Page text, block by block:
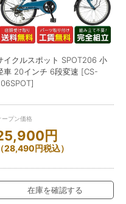
イクルスポット SPOT206 小
車 20インチ 6段変速 [CS-
ープン価格
円
（28,490円税込）
在庫を確認する